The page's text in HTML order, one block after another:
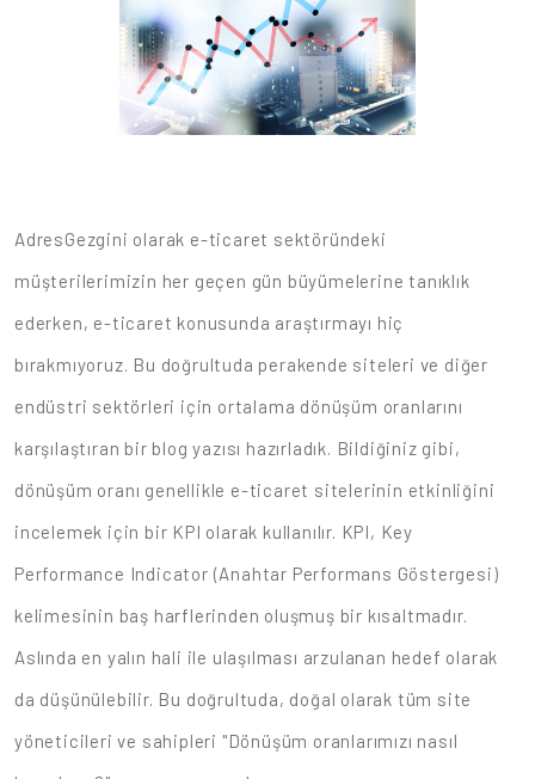
AdresGezgini olarak e-ticaret sektöründeki
müşterilerimizin her geçen gün büyümelerine tanıklık
ederken, e-ticaret konusunda araştırmayı hiç
bırakmıyoruz. Bu doğrultuda perakende siteleri ve diğer
endüstri sektörleri için ortalama dönüşüm oranlarını
karşılaştıran bir blog yazısı hazırladık. Bildiğiniz gibi,
dönüşüm oranı genellikle e-ticaret sitelerinin etkinliğini
incelemek için bir KPI olarak kullanılır. KPI, Key
Performance Indicator (Anahtar Performans Göstergesi)
kelimesinin baş harflerinden oluşmuş bir kısaltmadır.
Aslında en yalın hali ile ulaşılması arzulanan hedef olarak
da düşünülebilir. Bu doğrultuda, doğal olarak tüm site
yöneticileri ve sahipleri "Dönüşüm oranlarımızı nasıl